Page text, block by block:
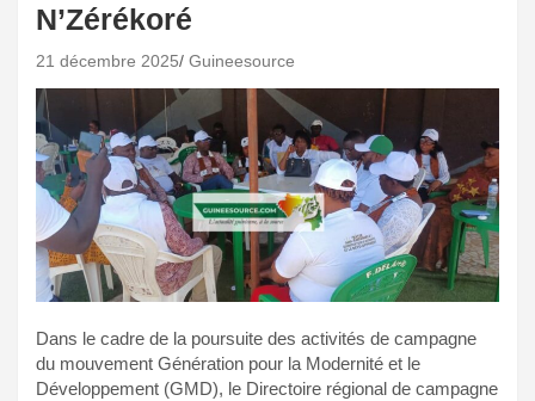
N’Zérékoré
21 décembre 2025 Guineesource
Dans le cadre de la poursuite des activités de campagne
du mouvement Génération pour la Modernité et le
Développement (GMD), le Directoire régional de campagne